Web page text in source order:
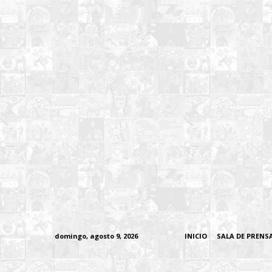
domingo, agosto 9, 2026 INICIO SALA DE